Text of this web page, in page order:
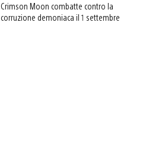
Crimson Moon combatte contro la
corruzione demoniaca il 1 settembre